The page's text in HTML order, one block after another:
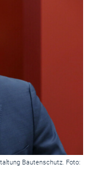
Bautenschutz. Foto: